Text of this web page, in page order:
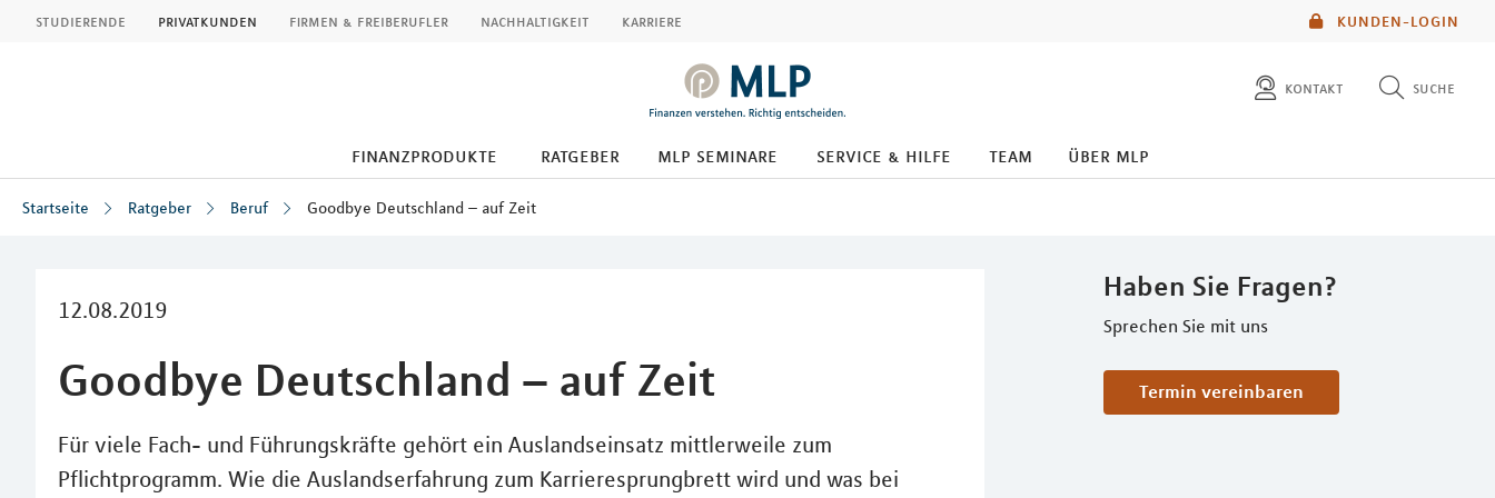
KUNDEN-LOGIN
studierende privatkunden firmen & freiberufler nachhaltigkeit karriere
kontakt suche
finanzprodukte ratgeber mlp seminare service & hilfe team über mlp
Startseite Ratgeber Beruf Goodbye Deutschland – auf Zeit
12.08.2019
Goodbye Deutschland – auf Zeit
Für viele Fach- und Führungskräfte gehört ein Auslandseinsatz mittlerweile zum
Pflichtprogramm. Wie die Auslandserfahrung zum Karrieresprungbrett wird und was bei
Haben Sie Fragen?
Sprechen Sie mit uns
Termin vereinbaren